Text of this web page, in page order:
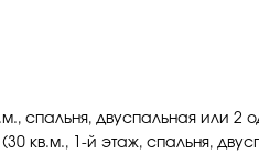
спальня, двуспальная или 2
(30 кв.м., 1-й этаж, спальня,